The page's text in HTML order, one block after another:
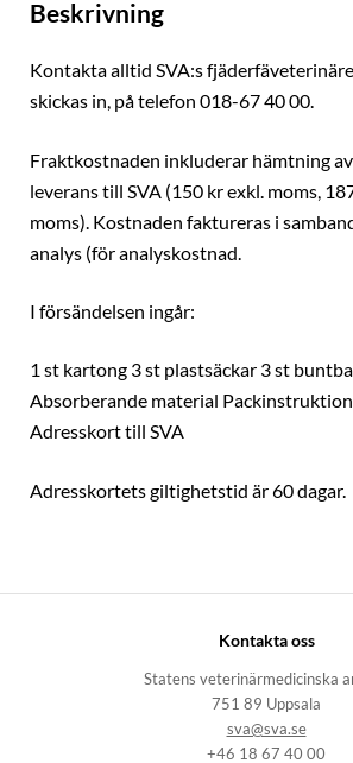
Beskrivning
Kontakta alltid SVA:s
skickas in, på telefon 018-67 40 00.
Fraktkostnaden inkluderar hämtning
leverans till SVA (150 kr exkl. moms,
moms). Kostnaden faktureras i
analys (för analyskostnad.
I försändelsen ingår:
1 st kartong 3 st plastsäckar 3 st
Absorberande material Packinstruktion
Adresskort till SVA
Adresskortets giltighetstid är 60 dagar.
Kontakta oss
Statens veterinärmedicinska
751 89 Uppsala
sva@sva.se
+46 18 67 40 00